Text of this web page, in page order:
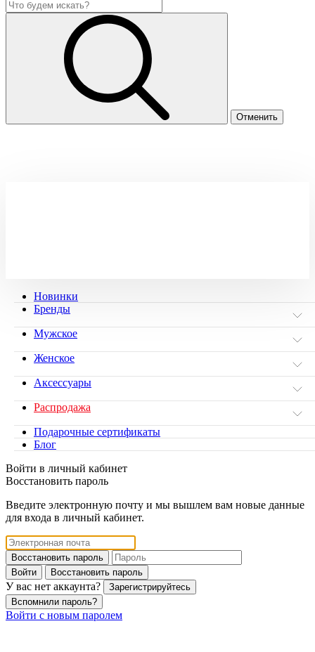
Новинки
Бренды
Мужское
Женское
Аксессуары
Распродажа
Подарочные сертификаты
Блог
Войти в личный кабинет
Восстановить пароль
Введите электронную почту и мы вышлем вам новые данные
для входа в личный кабинет.
Восстановить пароль
Войти
Восстановить пароль
У вас нет аккаунта?
Зарегистрируйтесь
Вспомнили пароль?
Войти с новым паролем